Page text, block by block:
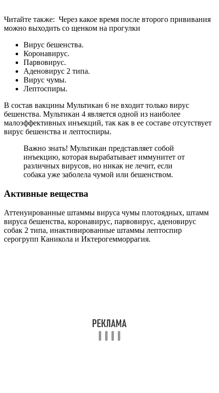
Читайте также: Через какое время после второго прививания
можно выходить со щенком на прогулки
Вирус бешенства.
Коронавирус.
Парвовирус.
Аденовирус 2 типа.
Вирус чумы.
Лептоспиры.
В состав вакцины Мультикан 6 не входит только вирус
бешенства. Мультикан 4 является одной из наиболее
малоэффективных инъекций, так как в ее составе отсутствует
вирус бешенства и лептоспиры.
Важно знать! Мультикан представляет собой
инъекцию, которая вырабатывает иммунитет от
различных вирусов, но никак не лечит, если
собака уже заболела чумой или бешенством.
Активные вещества
Аттенуированные штаммы вируса чумы плотоядных, штамм
вируса бешенства, коронавирус, парвовирус, аденовирус
собак 2 типа, инактивированные штаммы лептоспир
серогрупп Каникола и Иктерогемморрагия.